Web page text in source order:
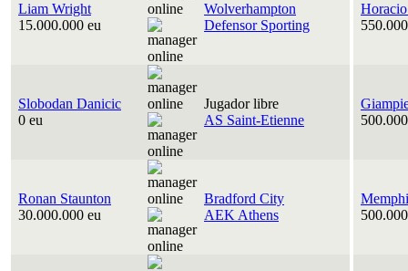
Liam Wright
15.000.000 eu
Wolverhampton
Defensor Sporting
Slobodan Danicic
0 eu
Jugador libre
AS Saint-Etienne
Ronan Staunton
30.000.000 eu
Bradford City
AEK Athens